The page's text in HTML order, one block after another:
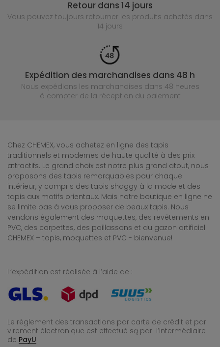
Retour dans 14 jours
Vous pouvez toujours retourner les produits achetés dans
14 jours
Expédition des marchandises dans 48 h
Nous expédions les marchandises dans 48 heures
à compter de la réception du paiement
Chez CHEMEX, vous achetez en ligne des tapis
traditionnels et modernes de haute qualité à des prix
attractifs. Le grand choix est notre plus grand atout, nous
proposons des tapis remarquables pour chaque
intérieur, y compris des tapis shaggy à la mode et des
tapis aux motifs orientaux. Mais notre boutique en ligne ne
se limite pas à vous proposer de beaux tapis. Nous
vendons également des moquettes, des revêtements en
PVC, des carpettes, des paillassons et du gazon artificiel.
CHEMEX – tapis, moquettes et PVC - bienvenue!
L’expédition est réalisée à l’aide de :
Le règlement des transactions par carte de crédit et par
virement électronique est effectué są par l’intermédiaire
de PayU